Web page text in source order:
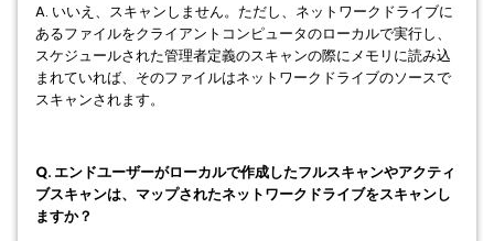
A. いいえ、スキャンしません。ただし、ネットワークドライブに
あるファイルをクライアントコンピュータのローカルで実行し、
スケジュールされた管理者定義のスキャンの際にメモリに読み込
まれていれば、そのファイルはネットワークドライブのソースで
スキャンされます。
Q. エンドユーザーがローカルで作成したフルスキャンやアクティ
ブスキャンは、マップされたネットワークドライブをスキャンし
ますか？